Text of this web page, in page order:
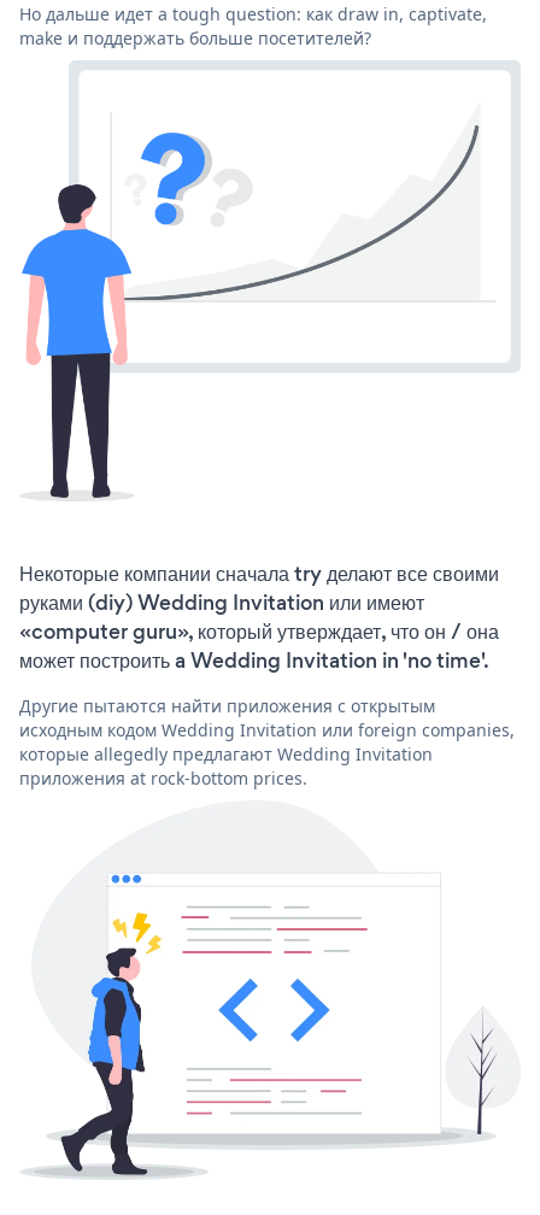
Но дальше идет a tough question: как draw in, captivate,
make и поддержать больше посетителей?
Некоторые компании сначала try делают все своими
руками (diy) Wedding Invitation или имеют
«computer guru», который утверждает, что он / она
может построить a Wedding Invitation in 'no time'.
Другие пытаются найти приложения с открытым
исходным кодом Wedding Invitation или foreign companies,
которые allegedly предлагают Wedding Invitation
приложения at rock-bottom prices.